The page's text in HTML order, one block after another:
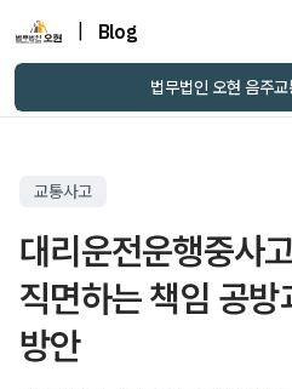
Blog
법무법인 오현 음주
교통사고
대리운전운행중사
직면하는 책임 공방
방안